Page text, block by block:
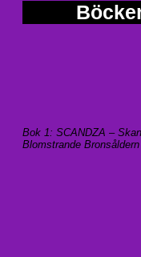
Bok 1: SCANDZA –
Blomstrande